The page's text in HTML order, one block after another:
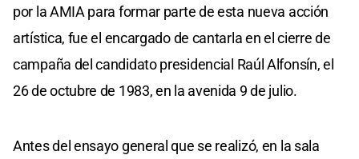
por la AMIA para formar parte de esta nueva acción
artística, fue el encargado de cantarla en el cierre de
campaña del candidato presidencial Raúl Alfonsín, el
26 de octubre de 1983, en la avenida 9 de julio.
Antes del ensayo general que se realizó, en la sala